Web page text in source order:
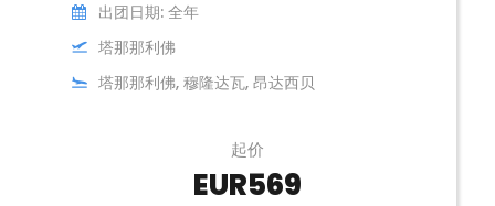
出团日期: 全年
塔那那利佛
塔那那利佛, 穆隆达瓦, 昂达西贝
起价
EUR569